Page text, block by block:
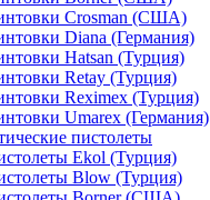
Crosman (США)
Diana (Германия)
Hatsan (Турция)
Retay (Турция)
Reximex (Турция)
Umarex (Германия)
пистолеты
Ekol (Турция)
Blow (Турция)